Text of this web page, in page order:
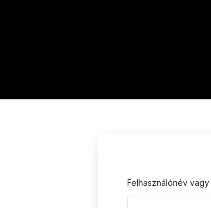
Felhasználónév vagy